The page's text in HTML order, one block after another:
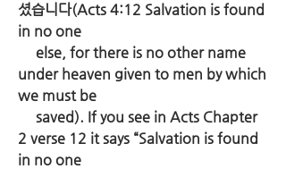
셨습니다(Acts 4:12 Salvation is found
in no one
under heaven given to men by which
we must be
2 verse 12 it says “Salvation is found
in no one